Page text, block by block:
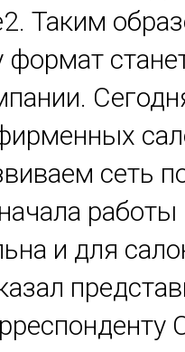
Таким
сеть
работы
и для